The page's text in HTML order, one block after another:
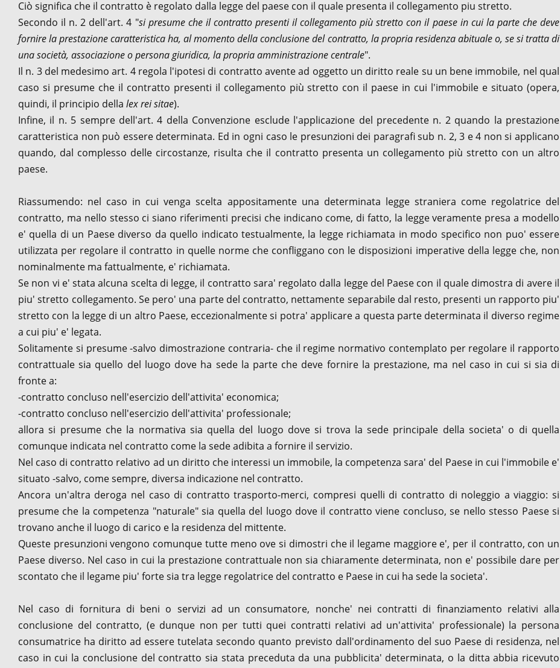
Ciò significa che il contratto è regolato dalla legge del paese con il quale presenta il collegamento piu stretto.
Secondo il n. 2 dell'art. 4 "si presume che il contratto presenti il collegamento più stretto con il paese in cui la parte che deve
fornire la prestazione caratteristica ha, al momento della conclusione del contratto, la propria residenza abituale o, se si tratta di
una società, associazione o persona giuridica, la propria amministrazione centrale".
Il n. 3 del medesimo art. 4 regola l'ipotesi di contratto avente ad oggetto un diritto reale su un bene immobile, nel qual
caso si presume che il contratto presenti il collegamento più stretto con il paese in cui l'immobile e situato (opera,
quindi, il principio della lex rei sitae).
Infine, il n. 5 sempre dell'art. 4 della Convenzione esclude l'applicazione del precedente n. 2 quando la prestazione
caratteristica non può essere determinata. Ed in ogni caso le presunzioni dei paragrafi sub n. 2, 3 e 4 non si applicano
quando, dal complesso delle circostanze, risulta che il contratto presenta un collegamento più stretto con un altro
paese.
Riassumendo: nel caso in cui venga scelta appositamente una determinata legge straniera come regolatrice del
contratto, ma nello stesso ci siano riferimenti precisi che indicano come, di fatto, la legge veramente presa a modello
e' quella di un Paese diverso da quello indicato testualmente, la legge richiamata in modo specifico non puo' essere
utilizzata per regolare il contratto in quelle norme che confliggano con le disposizioni imperative della legge che, non
nominalmente ma fattualmente, e' richiamata.
Se non vi e' stata alcuna scelta di legge, il contratto sara' regolato dalla legge del Paese con il quale dimostra di avere il
piu' stretto collegamento. Se pero' una parte del contratto, nettamente separabile dal resto, presenti un rapporto piu'
stretto con la legge di un altro Paese, eccezionalmente si potra' applicare a questa parte determinata il diverso regime
a cui piu' e' legata.
Solitamente si presume -salvo dimostrazione contraria- che il regime normativo contemplato per regolare il rapporto
contrattuale sia quello del luogo dove ha sede la parte che deve fornire la prestazione, ma nel caso in cui si sia di
fronte a:
-contratto concluso nell'esercizio dell'attivita' economica;
-contratto concluso nell'esercizio dell'attivita' professionale;
allora si presume che la normativa sia quella del luogo dove si trova la sede principale della societa' o di quella
comunque indicata nel contratto come la sede adibita a fornire il servizio.
Nel caso di contratto relativo ad un diritto che interessi un immobile, la competenza sara' del Paese in cui l'immobile e'
situato -salvo, come sempre, diversa indicazione nel contratto.
Ancora un'altra deroga nel caso di contratto trasporto-merci, compresi quelli di contratto di noleggio a viaggio: si
presume che la competenza "naturale" sia quella del luogo dove il contratto viene concluso, se nello stesso Paese si
trovano anche il luogo di carico e la residenza del mittente.
Queste presunzioni vengono comunque tutte meno ove si dimostri che il legame maggiore e', per il contratto, con un
Paese diverso. Nel caso in cui la prestazione contrattuale non sia chiaramente determinata, non e' possibile dare per
scontato che il legame piu' forte sia tra legge regolatrice del contratto e Paese in cui ha sede la societa'.
Nel caso di fornitura di beni o servizi ad un consumatore, nonche' nei contratti di finanziamento relativi alla
conclusione del contratto, (e dunque non per tutti quei contratti relativi ad un'attivita' professionale) la persona
consumatrice ha diritto ad essere tutelata secondo quanto previsto dall'ordinamento del suo Paese di residenza, nel
caso in cui la conclusione del contratto sia stata preceduta da una pubblicita' determinata, o la ditta abbia ricevuto